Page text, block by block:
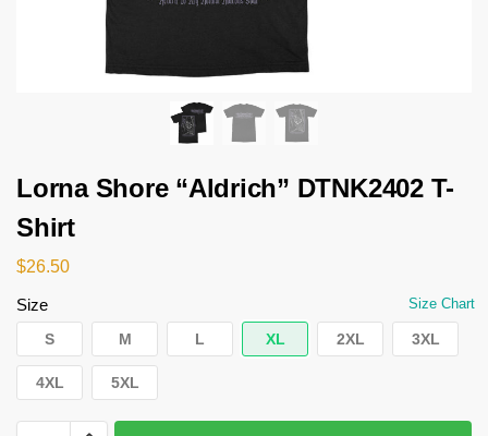
Lorna Shore “Aldrich” DTNK2402 T-
Shirt
$26.50
Size Size Chart
S M L XL 2XL 3XL
4XL 5XL